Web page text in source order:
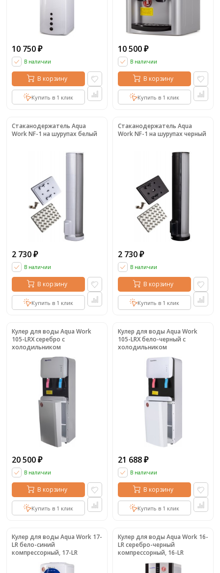
10 750 ₽
В наличии
В корзину
Купить в 1 клик
10 500 ₽
В наличии
В корзину
Купить в 1 клик
Стаканодержатель Aqua
Work NF-1 на шурупах белый
2 730 ₽
В наличии
В корзину
Купить в 1 клик
Стаканодержатель Aqua
Work NF-1 на шурупах черный
2 730 ₽
В наличии
В корзину
Купить в 1 клик
Кулер для воды Aqua Work
105-LRX серебро с
холодильником
компрессорный, 105-LRX
20 500 ₽
В наличии
В корзину
Купить в 1 клик
Кулер для воды Aqua Work
105-LRX бело-черный с
холодильником
21 688 ₽
В наличии
В корзину
Купить в 1 клик
Кулер для воды Aqua Work 17-
LR бело-синий
компрессорный, 17-LR
Кулер для воды Aqua Work 16-
LR серебро-черный
компрессорный, 16-LR